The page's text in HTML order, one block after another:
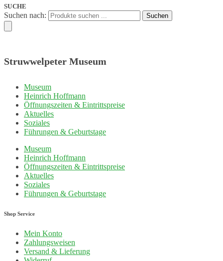
SUCHE
Suchen nach: Suchen
Struwwelpeter Museum
Museum
Heinrich Hoffmann
Öffnungszeiten & Eintrittspreise
Aktuelles
Soziales
Führungen & Geburtstage
Museum
Heinrich Hoffmann
Öffnungszeiten & Eintrittspreise
Aktuelles
Soziales
Führungen & Geburtstage
Shop Service
Mein Konto
Zahlungsweisen
Versand & Lieferung